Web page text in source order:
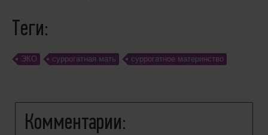
Теги:
ЭКО суррогатная мать cуррогатное материнство
Комментарии: